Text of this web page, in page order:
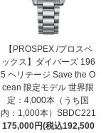
【PROSPEX /プロスペ
ックス】ダイバーズ 196
5 ヘリテージ Save the O
cean 限定モデル 世界限
定：4,000本（うち国
内：1,000本）SBDC221
175,000円(税込192,500